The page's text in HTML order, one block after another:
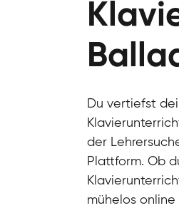
Charlotte
Klavier / Piano
Du vertiefst
der
Plattform. Ob
mühelos